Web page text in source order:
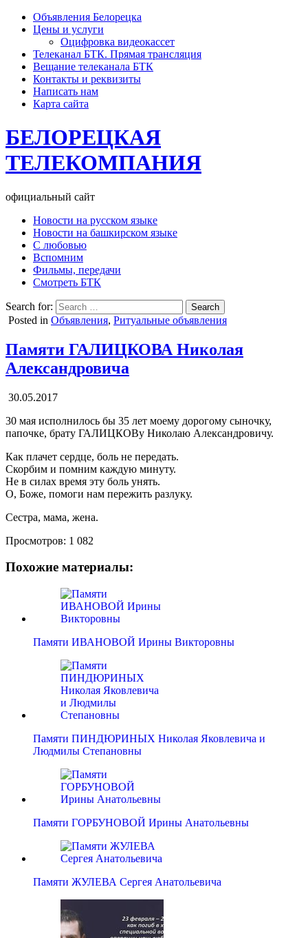
Объявления Белорецка
Цены и услуги
Оцифровка видеокассет
Телеканал БТК. Прямая трансляция
Вещание телеканала БТК
Контакты и реквизиты
Написать нам
Карта сайта
БЕЛОРЕЦКАЯ
ТЕЛЕКОМПАНИЯ
официальный сайт
Новости на русском языке
Новости на башкирском языке
С любовью
Вспомним
Фильмы, передачи
Смотреть БТК
Search for:
Posted in Объявления, Ритуальные объявления
Памяти ГАЛИЦКОВА Николая
Александровича
30.05.2017
30 мая исполнилось бы 35 лет моему дорогому сыночку,
папочке, брату ГАЛИЦКОВу Николаю Александровичу.
Как плачет сердце, боль не передать.
Скорбим и помним каждую минуту.
Не в силах время эту боль унять.
О, Боже, помоги нам пережить разлуку.
Сестра, мама, жена.
Просмотров: 1 082
Похожие материалы:
Памяти ИВАНОВОЙ Ирины Викторовны
Памяти ПИНДЮРИНЫХ Николая Яковлевича и
Людмилы Степановны
Памяти ГОРБУНОВОЙ Ирины Анатольевны
Памяти ЖУЛЕВА Сергея Анатольевича